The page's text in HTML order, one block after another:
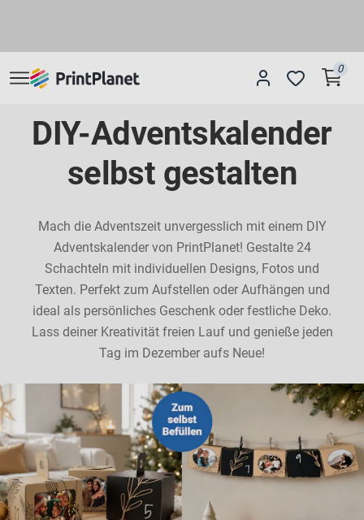
0
DIY-Adventskalender
selbst gestalten
Mach die Adventszeit unvergesslich mit einem DIY
Adventskalender von PrintPlanet! Gestalte 24
Schachteln mit individuellen Designs, Fotos und
Texten. Perfekt zum Aufstellen oder Aufhängen und
ideal als persönliches Geschenk oder festliche Deko.
Lass deiner Kreativität freien Lauf und genieße jeden
Tag im Dezember aufs Neue!